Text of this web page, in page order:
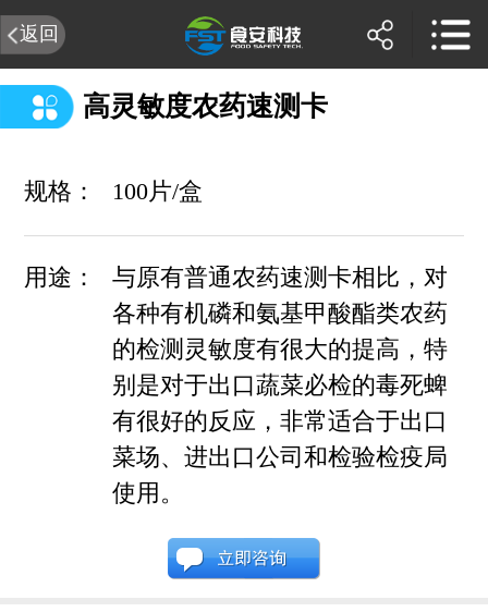
返回
高灵敏度农药速测卡
规格： 100片/盒
用途：
与原有普通农药速测卡相比，对
各种有机磷和氨基甲酸酯类农药
的检测灵敏度有很大的提高，特
别是对于出口蔬菜必检的毒死蜱
有很好的反应，非常适合于出口
菜场、进出口公司和检验检疫局
使用。